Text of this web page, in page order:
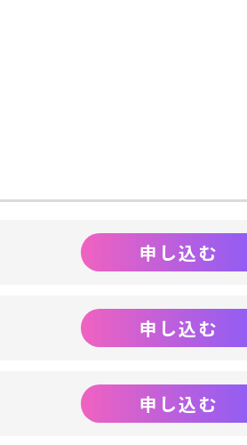
申し込む
申し込む
申し込む